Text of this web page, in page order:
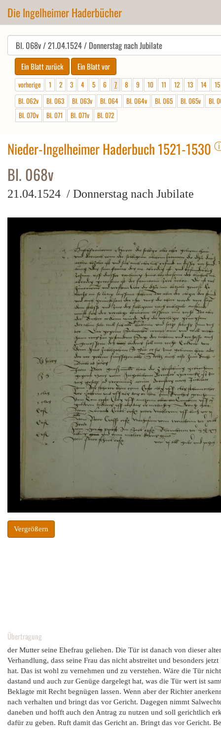
Die Ingelheimer Haderbücher
vorherige 1 2 3 4 5 6 7 8 9 10 11 12 13 14
15
Bl. 062v
Bl. 063 Bl. 063v Bl. 064 Bl. 064v Bl. 065 Bl. 065v
Bl.
Bl. 070v
Bl. 071 Bl. 071v Bl. 072
Nieder-Ingelheimer Haderbuch 1521-1530
Bl. 068v
21.04.1524 / Donnerstag nach Jubilate
Vergrößern
Übertragung
der Mutter seine Ehefrau geliehen. Die Tür ist danach von dieser
Verhandlung, dass seine Frau das nicht abstreitet und besonders
hat. Das ist wohl zu vernehmen und zu verstehen. Wäre die Tür
dastand und auch zur Genüge dargelegt hat, was die Tür wert ist
Beklagte mit Recht begnügen lassen. Wenn aber der Richter
nach verhalten und bringt das vor Gericht. Dagegen nimmt
daneben und hofft auch den Antrag zu nutzen und soll gerichtlich
dafür zu geben. Ruft damit das Gericht an. Bringt das vor Gericht.